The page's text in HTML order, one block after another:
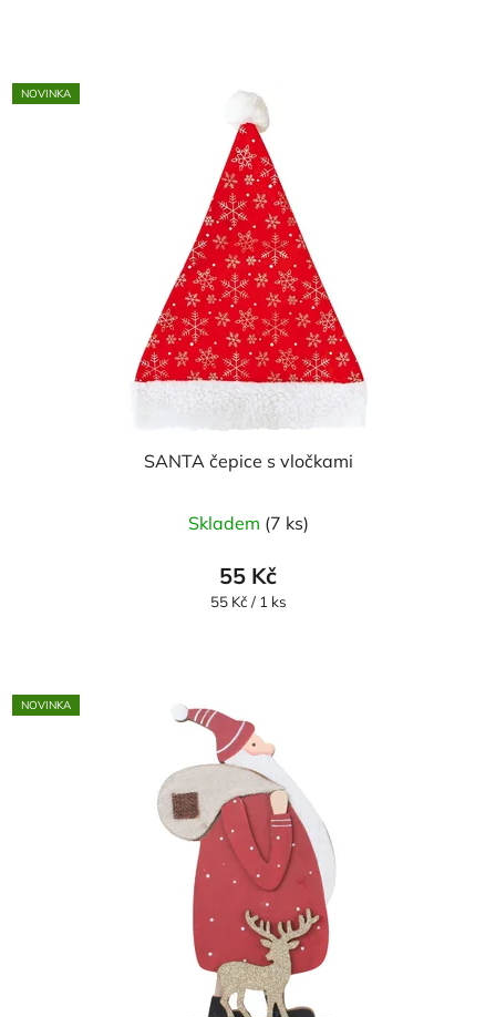
NOVINKA
SANTA čepice s vločkami
Skladem (7 ks)
55 Kč
Měrná
55 Kč / 1 ks
NOVINKA